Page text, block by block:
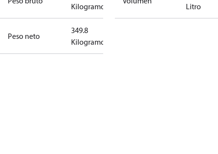
Kilogramo
Peso neto
349.8
Kilogramo
Litro